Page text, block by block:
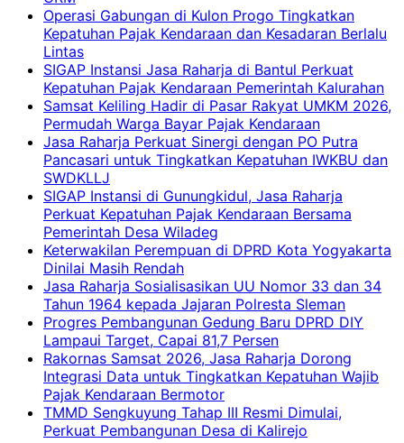
Operasi Gabungan di Kulon Progo Tingkatkan
Kepatuhan Pajak Kendaraan dan Kesadaran Berlalu
Lintas
SIGAP Instansi Jasa Raharja di Bantul Perkuat
Kepatuhan Pajak Kendaraan Pemerintah Kalurahan
Samsat Keliling Hadir di Pasar Rakyat UMKM 2026,
Permudah Warga Bayar Pajak Kendaraan
Jasa Raharja Perkuat Sinergi dengan PO Putra
Pancasari untuk Tingkatkan Kepatuhan IWKBU dan
SWDKLLJ
SIGAP Instansi di Gunungkidul, Jasa Raharja
Perkuat Kepatuhan Pajak Kendaraan Bersama
Pemerintah Desa Wiladeg
Keterwakilan Perempuan di DPRD Kota Yogyakarta
Dinilai Masih Rendah
Jasa Raharja Sosialisasikan UU Nomor 33 dan 34
Tahun 1964 kepada Jajaran Polresta Sleman
Progres Pembangunan Gedung Baru DPRD DIY
Lampaui Target, Capai 81,7 Persen
Rakornas Samsat 2026, Jasa Raharja Dorong
Integrasi Data untuk Tingkatkan Kepatuhan Wajib
Pajak Kendaraan Bermotor
TMMD Sengkuyung Tahap III Resmi Dimulai,
Perkuat Pembangunan Desa di Kalirejo